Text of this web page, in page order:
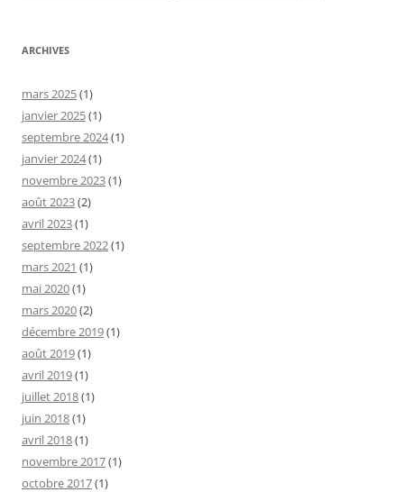
ARCHIVES
mars 2025(1)
janvier 2025(1)
septembre 2024(1)
janvier 2024(1)
novembre 2023(1)
août 2023(2)
avril 2023(1)
septembre 2022(1)
mars 2021 (1)
mai 2020(1)
mars 2020(2)
décembre 2019(1)
août 2019(1)
avril 2019(1)
juillet 2018(1)
juin 2018(1)
avril 2018(1)
novembre 2017(1)
octobre 2017(1)